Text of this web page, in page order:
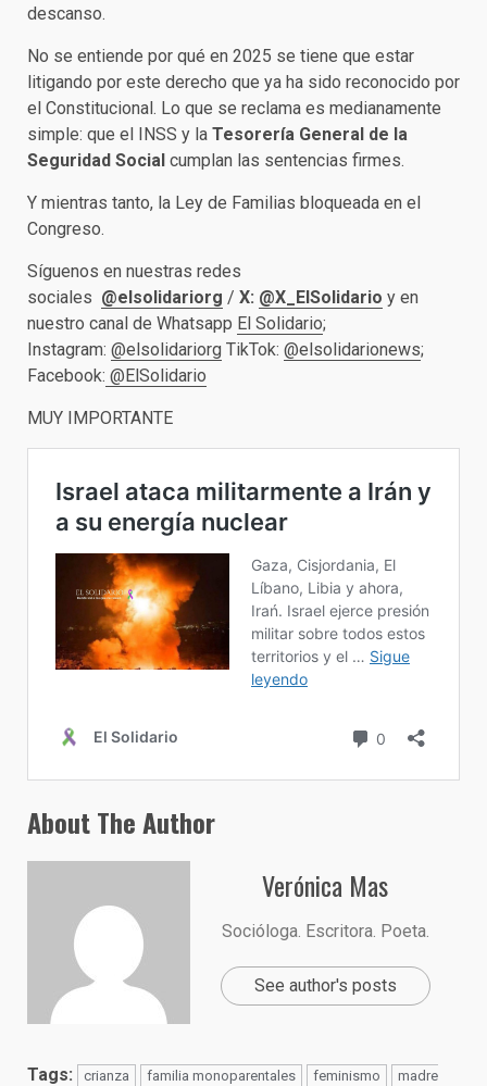
descanso.
No se entiende por qué en 2025 se tiene que estar
litigando por este derecho que ya ha sido reconocido por
el Constitucional. Lo que se reclama es medianamente
simple: que el INSS y la Tesorería General de la
Seguridad Social cumplan las sentencias firmes.
Y mientras tanto, la Ley de Familias bloqueada en el
Congreso.
Síguenos en nuestras redes
sociales @elsolidariorg / X: @X_ElSolidario y en
nuestro canal de Whatsapp El Solidario;
Instagram: @elsolidariorg TikTok: @elsolidarionews;
Facebook: @ElSolidario
MUY IMPORTANTE
About The Author
Verónica Mas
Socióloga. Escritora. Poeta.
See author's posts
Tags: crianza familia monoparentales feminismo madre